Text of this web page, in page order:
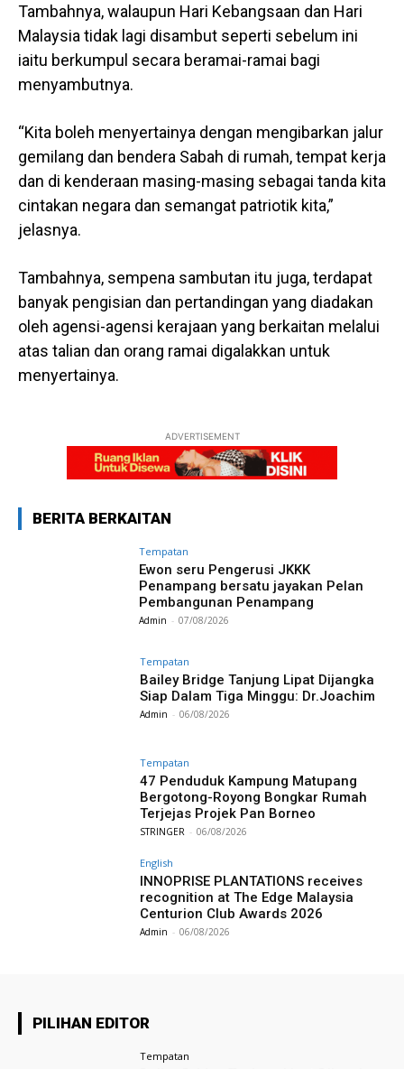
Tambahnya, walaupun Hari Kebangsaan dan Hari
Malaysia tidak lagi disambut seperti sebelum ini
iaitu berkumpul secara beramai-ramai bagi
menyambutnya.
“Kita boleh menyertainya dengan mengibarkan jalur
gemilang dan bendera Sabah di rumah, tempat kerja
dan di kenderaan masing-masing sebagai tanda kita
cintakan negara dan semangat patriotik kita,”
jelasnya.
Tambahnya, sempena sambutan itu juga, terdapat
banyak pengisian dan pertandingan yang diadakan
oleh agensi-agensi kerajaan yang berkaitan melalui
atas talian dan orang ramai digalakkan untuk
menyertainya.
ADVERTISEMENT
BERITA BERKAITAN
Tempatan
Ewon seru Pengerusi JKKK
Penampang bersatu jayakan Pelan
Pembangunan Penampang
Admin - 07/08/2026
Tempatan
Bailey Bridge Tanjung Lipat Dijangka
Siap Dalam Tiga Minggu: Dr.Joachim
Admin - 06/08/2026
Tempatan
47 Penduduk Kampung Matupang
Bergotong-Royong Bongkar Rumah
Terjejas Projek Pan Borneo
STRINGER - 06/08/2026
English
INNOPRISE PLANTATIONS receives
recognition at The Edge Malaysia
Centurion Club Awards 2026
Admin - 06/08/2026
PILIHAN EDITOR
Tempatan